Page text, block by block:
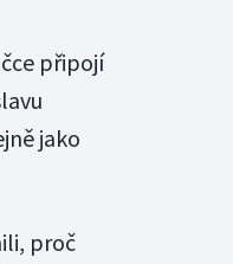
připojí
jako
proč